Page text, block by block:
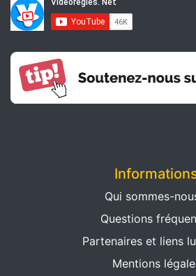
Qui sommes-
Questions
Partenaires et liens
Mentions